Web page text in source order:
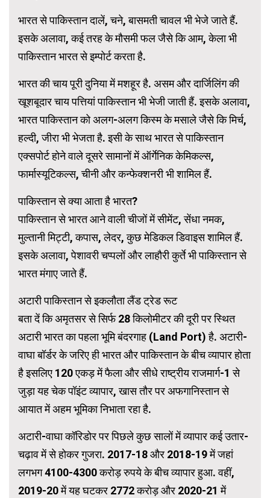
भारत से पाकिस्तान दालें, चने, बासमती चावल भी भेजे जाते हैं.
इसके अलावा, कई तरह के मौसमी फल जैसे कि आम, केला भी
पाकिस्तान भारत से इम्पोर्ट करता है.
भारत की चाय पूरी दुनिया में मशहूर है. असम और दार्जिलिंग की
खूशबूदार चाय पत्तियां पाकिस्तान भी भेजी जाती हैं. इसके अलावा,
भारत पाकिस्तान को अलग-अलग किस्म के मसाले जैसे कि मिर्च,
हल्दी, जीरा भी भेजता है. इसी के साथ भारत से पाकिस्तान
एक्सपोर्ट होने वाले दूसरे सामानों में ऑर्गेनिक केमिकल्स,
फार्मास्यूटिकल्स, चीनी और कन्फेक्शनरी भी शामिल हैं.
पाकिस्तान से क्या आता है भारत?
पाकिस्तान से भारत आने वाली चीजों में सीमेंट, सेंधा नमक,
मुल्तानी मिट्टी, कपास, लेदर, कुछ मेडिकल डिवाइस शामिल हैं.
इसके अलावा, पेशावरी चप्पलों और लाहौरी कुर्ते भी पाकिस्तान से
भारत मंगाए जाते हैं.
अटारी पाकिस्तान से इकलौता लैंड ट्रेड रूट
बता दें कि अमृतसर से सिर्फ 28 किलोमीटर की दूरी पर स्थित
अटारी भारत का पहला भूमि बंदरगाह (Land Port) है. अटारी-
वाघा बॉर्डर के जरिए ही भारत और पाकिस्तान के बीच व्यापार होता
है इसलिए 120 एकड़ में फैला और सीधे राष्ट्रीय राजमार्ग-1 से
जुड़ा यह चेक पॉइंट व्यापार, खास तौर पर अफगानिस्तान से
आयात में अहम भूमिका निभाता रहा है.
अटारी-वाघा कॉरिडोर पर पिछले कुछ सालों में व्यापार कई उतार-
चढ़ाव में से होकर गुजरा. 2017-18 और 2018-19 में जहां
लगभग 4100-4300 करोड़ रुपये के बीच व्यापार हुआ. वहीं,
2019-20 में यह घटकर 2772 करोड़ और 2020-21 में